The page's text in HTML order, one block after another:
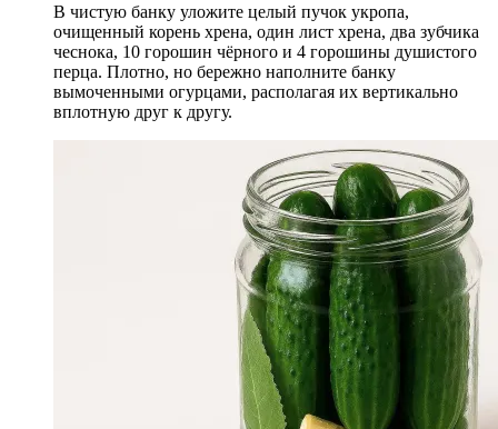
В чистую банку уложите целый пучок укропа,
очищенный корень хрена, один лист хрена, два зубчика
чеснока, 10 горошин чёрного и 4 горошины душистого
перца. Плотно, но бережно наполните банку
вымоченными огурцами, располагая их вертикально
вплотную друг к другу.